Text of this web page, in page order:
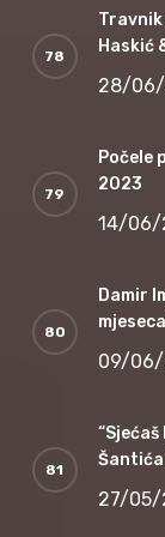
Haskić
28/
Počele
2023
14/06/
Damir
09/
Šantića
27/05/